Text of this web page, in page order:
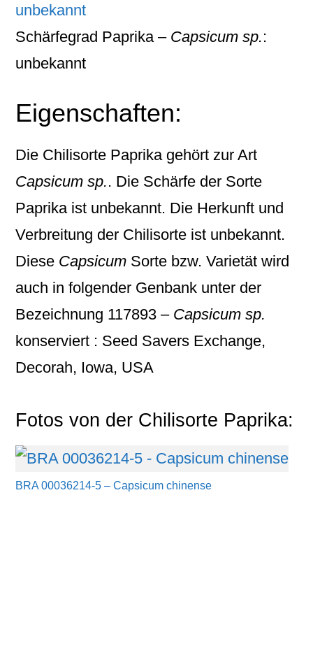
Schärfegrad Paprika – Capsicum sp.:
unbekannt
Eigenschaften:
Die Chilisorte Paprikagehört zur Art
Capsicum sp.. Die Schärfe der Sorte
Paprika ist unbekannt. Die Herkunft und
Verbreitung der Chilisorte ist unbekannt.
Diese Capsicum Sorte bzw. Varietät wird
auch in folgender Genbank unter der
Bezeichnung 117893 – Capsicum sp.
konserviert : Seed Savers Exchange,
Decorah, Iowa, USA
Fotos von der Chilisorte Paprika:
BRA 00036214-5 – Capsicum chinense